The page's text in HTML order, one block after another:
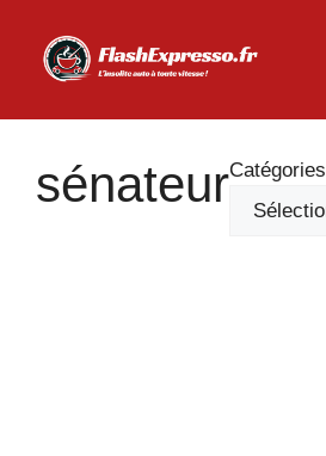
contenu
sénateurCatégories